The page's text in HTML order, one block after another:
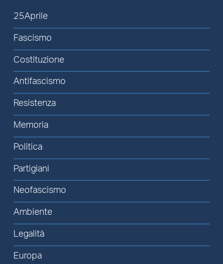
25Aprile
Fascismo
Costituzione
Antifascismo
Resistenza
Memoria
Politica
Partigiani
Neofascismo
Ambiente
Legalità
Europa